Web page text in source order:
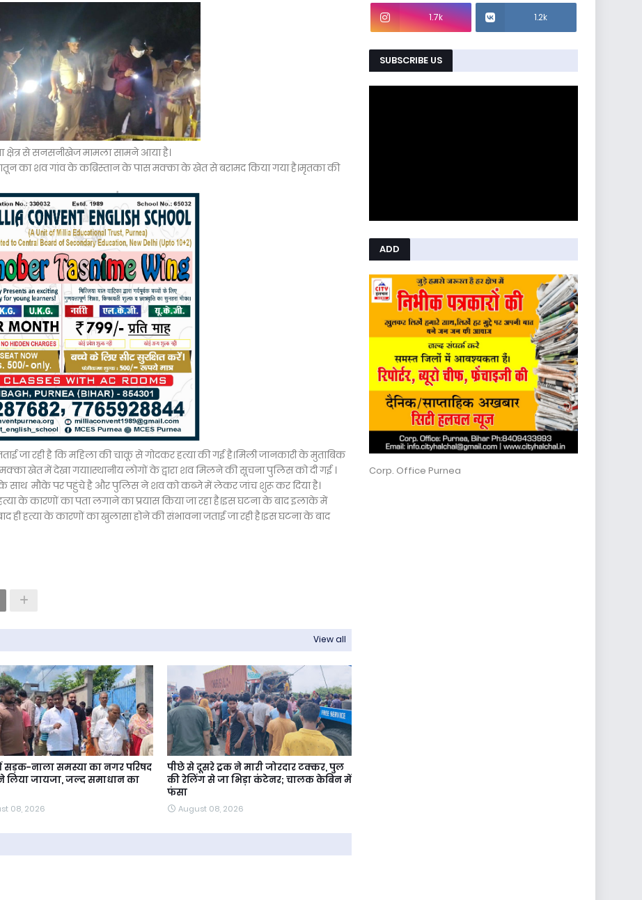
से सनसनीखेज मामला सामने आया है।
का शव गांव के कब्रिस्तान के पास मक्का के खेत से बरामद किया गया है।मृतका की
जा रही है कि महिला की चाकू से गोदकर हत्या की गई है।मिली जानकारी के मुताबिक
खेत में देखा गया।स्थानीय लोगों के द्वारा शव मिलने की सूचना पुलिस को दी गई ।
साथ मौके पर पहुंचे है और पुलिस ने शव को कब्जे में लेकर जांच शुरू कर दिया है।
के कारणों का पता लगाने का प्रयास किया जा रहा है।इस घटना के बाद इलाके में
हत्या के कारणों का खुलासा होने की संभावना जताई जा रही है।इस घटना के बाद
View all
में सड़क-नाला समस्या का नगर परिषद
लिया जायजा, जल्द समाधान का
08, 2026
पीछे से दूसरे ट्रक ने मारी जोरदार टक्कर, पुल
की रेलिंग से जा भिड़ा कंटेनर; चालक केबिन में
फंसा
August 08, 2026
1.7k 1.2k
SUBSCRIBE US
ADD
Corp. Office Purnea